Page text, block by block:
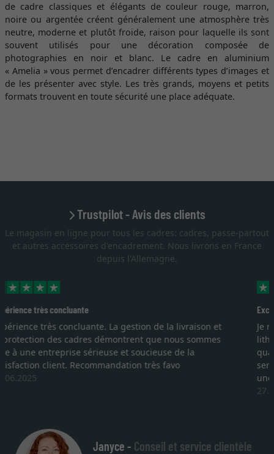
de cadre classiques et élégants de couleur rouge, marron,
noire ou argentée créent généralement une atmosphère très
neutre, moderne et plutôt froide, raison pour laquelle ils sont
souvent utilisés pour une décoration composée de
photographies en noir et blanc. Le cadre en aluminium
« Amelia » vous permet d’encadrer différents types d’images et
de les présenter avec style. Les très grands, moyens et petits
formats trouvent en toute sécurité une place adéquate.
Trustpilot - Avis des clients
Le magasin en ligne pour tous les cadres: cadres, passe-partout
et autres accessoires d'encadrement. Nous livrons en France
depuis l'Allemagne.
Excellent
Je recherchais un cadre sur mesure pour une
lithographie, je suis tombée sur ce site. Le choix et la
qualité sont au rendez vous. Emballage professionnel,
service et livraison dans les temps. J'espère revenir pour
une autre commande. Merci.
Janyce - Conseil et service clientèle